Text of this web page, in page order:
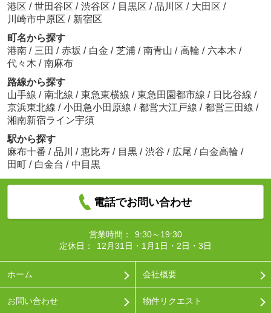
港区 / 世田谷区 / 渋谷区 / 目黒区 / 品川区 / 大田区 /
川崎市中原区 / 新宿区
町名から探す
港南 / 三田 / 赤坂 / 白金 / 芝浦 / 南青山 / 高輪 / 六本木 /
代々木 / 南麻布
路線から探す
山手線 / 南北線 / 東急東横線 / 東急田園都市線 / 日比谷線 /
京浜東北線 / 小田急小田原線 / 都営大江戸線 / 都営三田線 /
湘南新宿ライン宇須
駅から探す
麻布十番 / 品川 / 恵比寿 / 目黒 / 渋谷 / 広尾 / 白金高輪 /
田町 / 白金台 / 中目黒
電話でお問い合わせ
営業時間：
9:30～19:30
定休日：
12月31日・1月1日・2日・3日
ホーム 会社概要
お問い合わせ 物件リクエスト